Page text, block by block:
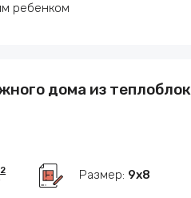
ребенком
дома из
2 Размер: 9х8